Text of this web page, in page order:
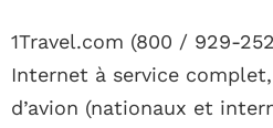
1Travel.com (800 / 929-
Internet à service
d’avion (nationaux et